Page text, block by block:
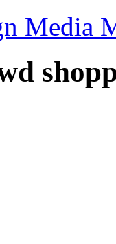
Media